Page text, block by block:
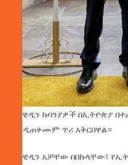
የስዊዲን ኩባንያዎች በኢትዮጵያ
እንዲጠቀሙም ጥሪ አቅርበዋል።
የስዊዲን አቻቸው በበኩላቸው፤